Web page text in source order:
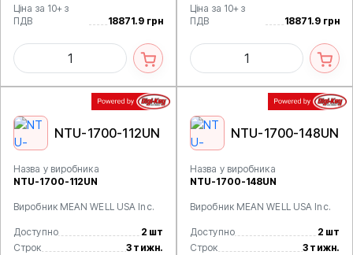
Ціна за 10+ з
ПДВ
18871.9 грн
Ціна за 10+ з
ПДВ
18871.9 грн
NTU-1700-112UN
Назва у виробника
NTU-1700-112UN
Виробник MEAN WELL USA Inc.
Доступно
2 шт
Строк
3 тижн.
NTU-1700-148UN
Назва у виробника
NTU-1700-148UN
Виробник MEAN WELL USA Inc.
Доступно
2 шт
Строк
3 тижн.